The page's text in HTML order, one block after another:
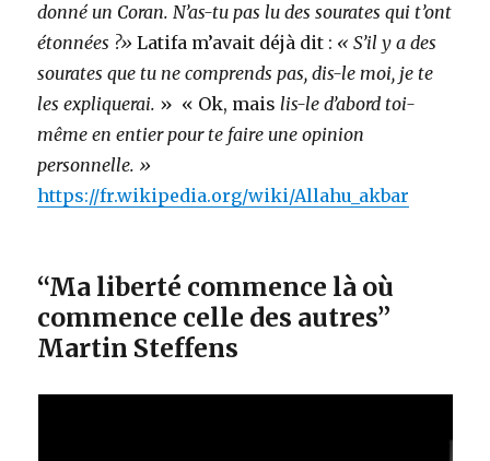
donné un Coran. N’as-tu pas lu des sourates qui t’ont
étonnées ?» Latifa m’avait déjà dit : « S’il y a des
sourates que tu ne comprends pas, dis-le moi, je te
les expliquerai. » « Ok, maislis-le d’abord toi-
même en entier pour te faire une opinion
personnelle. »
https://fr.wikipedia.org/wiki/Allahu_akbar
“Ma liberté commence là où
commence celle des autres”
Martin Steffens